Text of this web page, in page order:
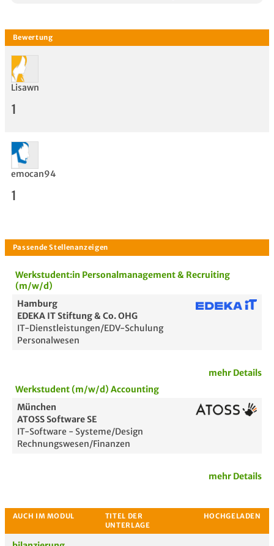
Bewertung
Lisawn
1
emocan94
1
Passende Stellenanzeigen
Werkstudent:in Personalmanagement & Recruiting
(m/w/d)
Hamburg
EDEKA IT Stiftung & Co. OHG
IT-Dienstleistungen/EDV-Schulung
Personalwesen
mehr Details
Werkstudent (m/w/d) Accounting
München
ATOSS Software SE
IT-Software - Systeme/Design
Rechnungswesen/Finanzen
mehr Details